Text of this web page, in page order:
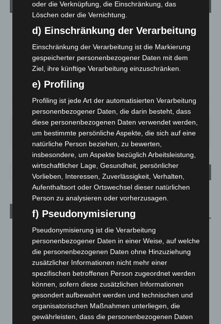
LANGENHAGEN
Klarer Himmel
24.3°C 25.2°
38% 3.6m/s
SA.
27°
SO.
34°
MO.
26°
DI.
23°
MI.
26°
Aktuelle Beiträge
Kunst trifft Weingenuss: Barbara-Susann Mehring zeigt ihre
Werke im Jacques’ Wein-Depot Isernhagen
8. August 2026
A2: Zweite Turbobaustelle startet zwischen Hannover-West
und Bothfeld
8. August 2026
Niedersachsen: Feuerwehrkräfte kehren nach
Waldbrandeinsatz aus Spanien zurück
oder die Verknüpfung, die Einschränkung, das
Löschen oder die Vernichtung.
d) Einschränkung der Verarbeitung
Einschränkung der Verarbeitung ist die Markierung
gespeicherter personenbezogener Daten mit dem
Ziel, ihre künftige Verarbeitung einzuschränken.
e) Profiling
Profiling ist jede Art der automatisierten Verarbeitung
personenbezogener Daten, die darin besteht, dass
diese personenbezogenen Daten verwendet werden,
um bestimmte persönliche Aspekte, die sich auf eine
natürliche Person beziehen, zu bewerten,
insbesondere, um Aspekte bezüglich Arbeitsleistung,
wirtschaftlicher Lage, Gesundheit, persönlicher
Vorlieben, Interessen, Zuverlässigkeit, Verhalten,
Aufenthaltsort oder Ortswechsel dieser natürlichen
Person zu analysieren oder vorherzusagen.
f) Pseudonymisierung
Pseudonymisierung ist die Verarbeitung
personenbezogener Daten in einer Weise, auf welche
die personenbezogenen Daten ohne Hinzuziehung
zusätzlicher Informationen nicht mehr einer
spezifischen betroffenen Person zugeordnet werden
können, sofern diese zusätzlichen Informationen
gesondert aufbewahrt werden und technischen und
organisatorischen Maßnahmen unterliegen, die
gewährleisten, dass die personenbezogenen Daten